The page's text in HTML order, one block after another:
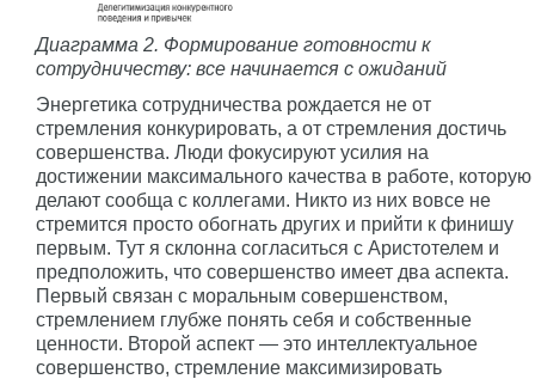
Диаграмма 2. Формирование готовности к
сотрудничеству: все начинается с ожиданий
Энергетика сотрудничества рождается не от
стремления конкурировать, а от стремления достичь
совершенства. Люди фокусируют усилия на
достижении максимального качества в работе, которую
делают сообща с коллегами. Никто из них вовсе не
стремится просто обогнать других и прийти к финишу
первым. Тут я склонна согласиться с Аристотелем и
предположить, что совершенство имеет два аспекта.
Первый связан с моральным совершенством,
стремлением глубже понять себя и собственные
ценности. Второй аспект — это интеллектуальное
совершенство, стремление максимизировать